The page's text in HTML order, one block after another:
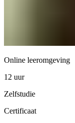
Online leeromgeving
12 uur
Zelfstudie
Certificaat